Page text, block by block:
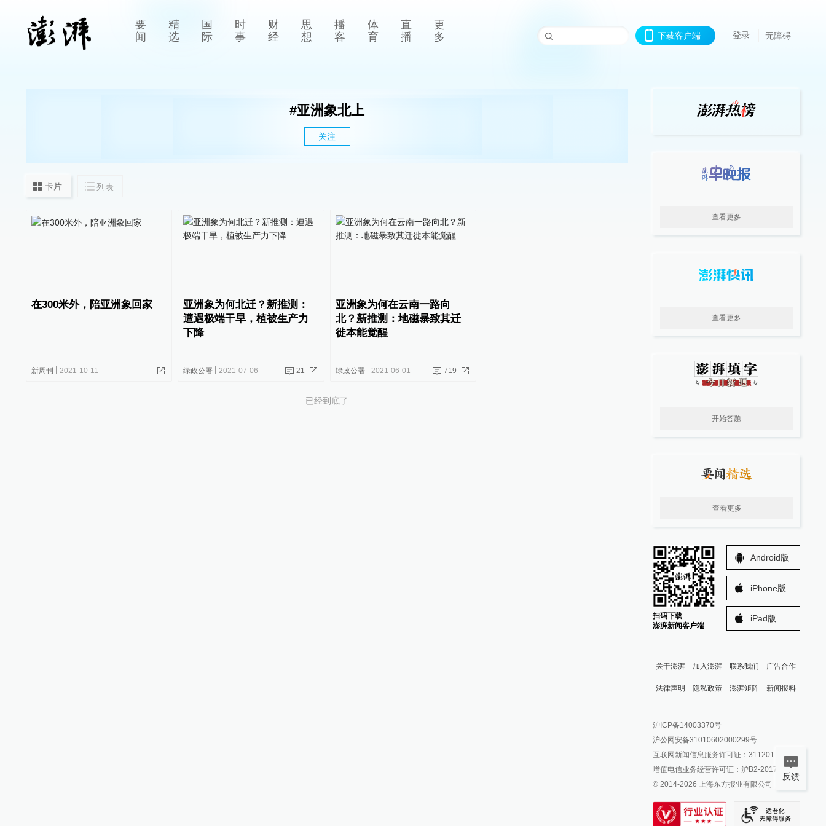
要
闻
精
选
国
际
时
事
财
经
思
想
播
客
体
育
直
播
更
多
下载客户端 登录 无障碍
#亚洲象北上
关注
卡片 列表
在300米外，陪亚洲象回家
新周刊 2021-10-11
亚洲象为何北迁？新推测：
遭遇极端干旱，植被生产力
下降
绿政公署 2021-07-06 21
亚洲象为何在云南一路向
北？新推测：地磁暴致其迁
徙本能觉醒
绿政公署 2021-06-01 719
已经到底了
查看更多
查看更多
开始答题
查看更多
扫码下载
澎湃新闻客户端
Android版
iPhone版
iPad版
关于澎湃 加入澎湃 联系我们 广告合作
法律声明 隐私政策 澎湃矩阵
澎湃新闻公众号
澎湃新闻抖音号
派生万物开放平台
IP SHANGHAI
SIXTH TONE
新闻报料
报料邮箱: news@thepaper.cn
沪ICP备14003370号
沪公网安备31010602000299号
互联网新闻信息服务许可证：31120170006
增值电信业务经营许可证：沪B2-2017116
© 2014-2026 上海东方报业有限公司
反馈